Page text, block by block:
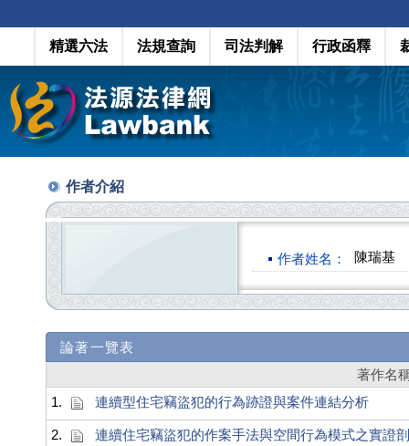
精選六法 法規查詢 司法判解 行政函釋
作者介紹
作者姓名： 陳瑞基
論著一覽表
著作名
1.
連續型住宅竊盜犯的行為跡證與案件連結分析
2. 連續住宅竊盜犯的作案手法與空間行為模式之實證